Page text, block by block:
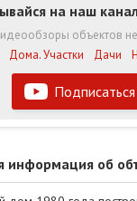
Подписаться
на наш
объектов
Дома. Участки Дачи
информация об